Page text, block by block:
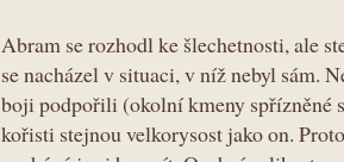
Abram se rozhodl ke šlechetnosti, ale
se nacházel v situaci, v níž nebyl sám.
boji podpořili (okolní kmeny spřízněné
kořisti stejnou velkorysost jako on.